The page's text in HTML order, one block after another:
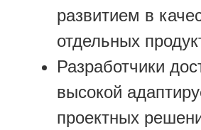
развитием в
отдельных
Разработчики
высокой
проектных